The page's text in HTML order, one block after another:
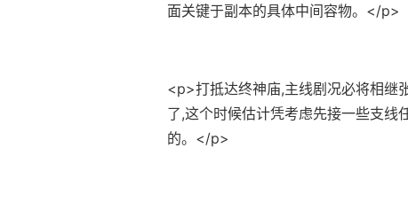
面关键于副本的具体中间容物。</p>
<p>打抵达终神庙,主线剧况必将相继
了,这个时候估计凭考虑先接一些支线
的。</p>